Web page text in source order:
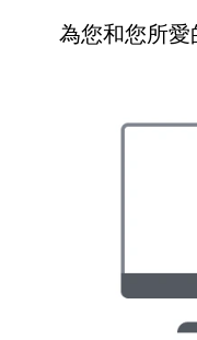
為您和您所